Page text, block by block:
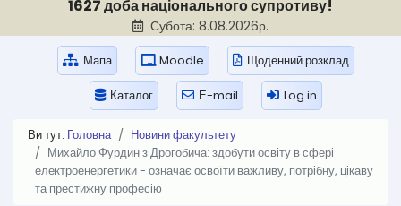
1627 доба національного супротиву!
Субота: 8.08.2026р.
Мапа Moodle Щоденний розклад
Каталог Е-mail Log in
Ви тут: Головна
Новини факультету
Михайло Фурдин з Дрогобича: здобути освіту в сфері
електроенергетики - означає освоїти важливу, потрібну, цікаву
та престижну професію